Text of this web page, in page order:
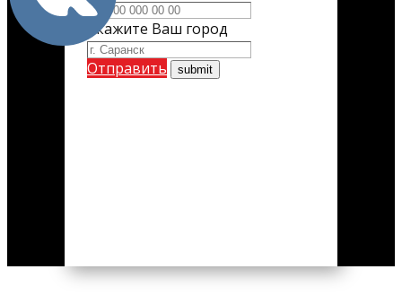
Укажите Ваш город
Отправить